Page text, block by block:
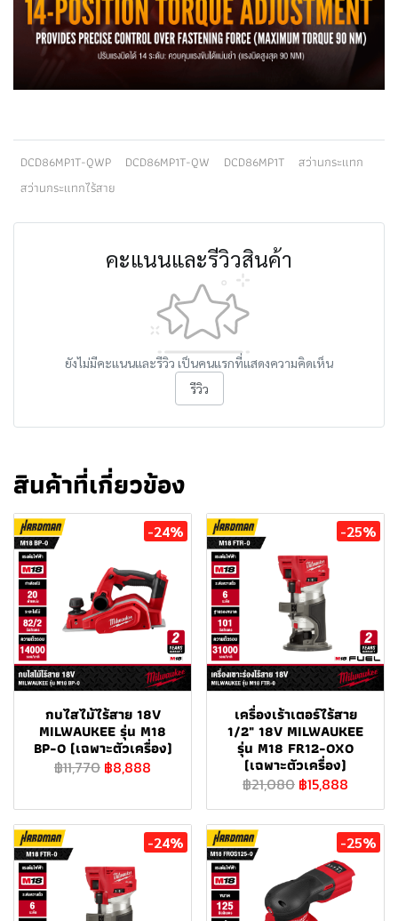
DCD86MP1T-QWP DCD86MP1T-QW DCD86MP1T
สว่านกระแทก
สว่านกระแทกไร้สาย
คะแนนและรีวิวสินค้า
ยังไม่มีคะแนนและรีวิว เป็นคนแรกที่แสดงความคิดเห็น
รีวิว
สินค้าที่เกี่ยวข้อง
-24%
กบไสไม้ไร้สาย 18V
MILWAUKEE รุ่น M18
BP-0 (เฉพาะตัวเครื่อง)
฿11,770 ฿8,888
-25%
เครื่องเร้าเตอร์ไร้สาย
1/2" 18V MILWAUKEE
รุ่น M18 FR12-0X0
(เฉพาะตัวเครื่อง)
฿21,080 ฿15,888
-24% -25%